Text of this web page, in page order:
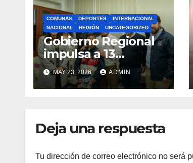
COMUNAS DEPORTES
INTERNACIONAL
NACIONAL
REGIÓN UNCATEGORIZED
Gobierno Regional
impulsa a 13
deportistas que
llevarán la bandera
maulina a
MAY 23, 2026 ADMIN
Deja una respuesta
Tu dirección de correo electrónico no será